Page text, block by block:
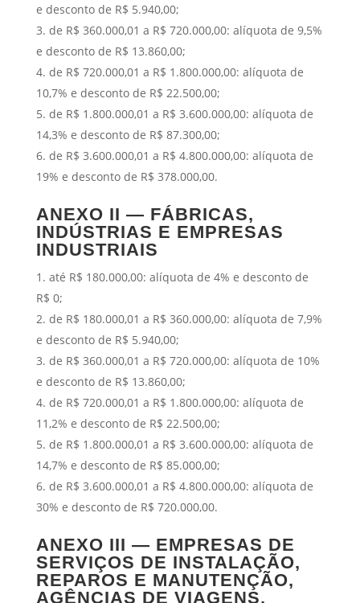
e desconto de R$ 5.940,00;
de R$ 360.000,01 a R$ 720.000,00: alíquota de 9,5%
e desconto de R$ 13.860,00;
de R$ 720.000,01 a R$ 1.800.000,00: alíquota de
10,7% e desconto de R$ 22.500,00;
de R$ 1.800.000,01 a R$ 3.600.000,00: alíquota de
14,3% e desconto de R$ 87.300,00;
de R$ 3.600.000,01 a R$ 4.800.000,00: alíquota de
19% e desconto de R$ 378.000,00.
ANEXO II — FÁBRICAS,
INDÚSTRIAS E EMPRESAS
INDUSTRIAIS
até R$ 180.000,00: alíquota de 4% e desconto de
R$ 0;
de R$ 180.000,01 a R$ 360.000,00: alíquota de 7,9%
e desconto de R$ 5.940,00;
de R$ 360.000,01 a R$ 720.000,00: alíquota de 10%
e desconto de R$ 13.860,00;
de R$ 720.000,01 a R$ 1.800.000,00: alíquota de
11,2% e desconto de R$ 22.500,00;
de R$ 1.800.000,01 a R$ 3.600.000,00: alíquota de
14,7% e desconto de R$ 85.000,00;
de R$ 3.600.000,01 a R$ 4.800.000,00: alíquota de
30% e desconto de R$ 720.000,00.
ANEXO III — EMPRESAS DE
SERVIÇOS DE INSTALAÇÃO,
REPAROS E MANUTENÇÃO,
AGÊNCIAS DE VIAGENS,